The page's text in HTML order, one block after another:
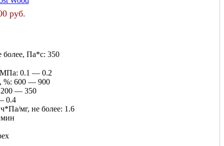
руб.
более, Па*с: 350
МПа: 0.1 — 0.2
%: 600 — 900
200 — 350
0.4
мг, не более: 1.6